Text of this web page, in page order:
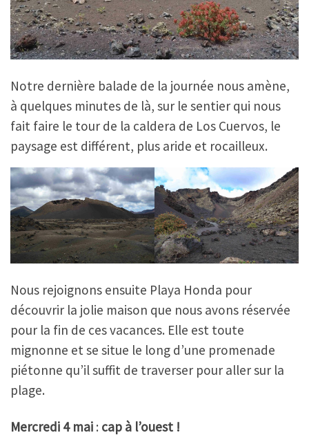
Notre dernière balade de la journée nous amène,
à quelques minutes de là, sur le sentier qui nous
fait faire le tour de la caldera de Los Cuervos, le
paysage est différent, plus aride et rocailleux.
Nous rejoignons ensuite Playa Honda pour
découvrir la jolie maison que nous avons réservée
pour la fin de ces vacances. Elle est toute
mignonne et se situe le long d’une promenade
piétonne qu’il suffit de traverser pour aller sur la
plage.
Mercredi 4 mai : cap à l’ouest !